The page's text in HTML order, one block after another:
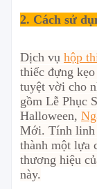
2. Cách sử
Dịch vụ hộp
thiếc đựng
tuyệt vời cho
gồm Lễ Phục
Halloween,
Mới. Tính linh
thành một lựa
thương hiệu
này.